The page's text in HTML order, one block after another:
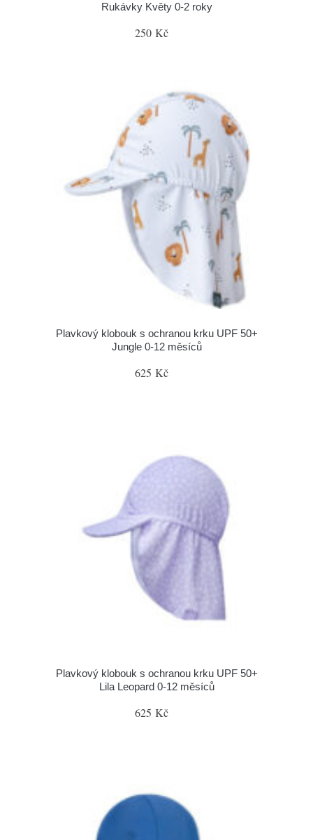
Rukávky Květy 0-2 roky
250 Kč
Plavkový klobouk s ochranou krku UPF 50+
Jungle 0-12 měsíců
625 Kč
Plavkový klobouk s ochranou krku UPF 50+
Lila Leopard 0-12 měsíců
625 Kč